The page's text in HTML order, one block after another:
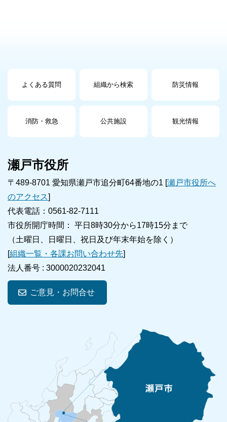
よくある質問 組織から検索 防災情報
消防・救急 公共施設 観光情報
瀬戸市役所
〒489-8701 愛知県瀬戸市追分町64番地の1 [瀬戸市役所へ
のアクセス]
代表電話：0561-82-7111
市役所開庁時間： 平日8時30分から17時15分まで
（土曜日、日曜日、祝日及び年末年始を除く）
[組織一覧・各課お問い合わせ先]
法人番号 : 3000020232041
ご意見・お問合せ